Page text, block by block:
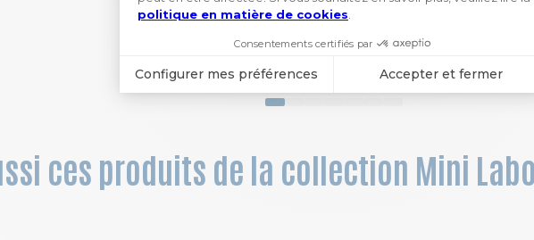
ces produits de la collection Mini